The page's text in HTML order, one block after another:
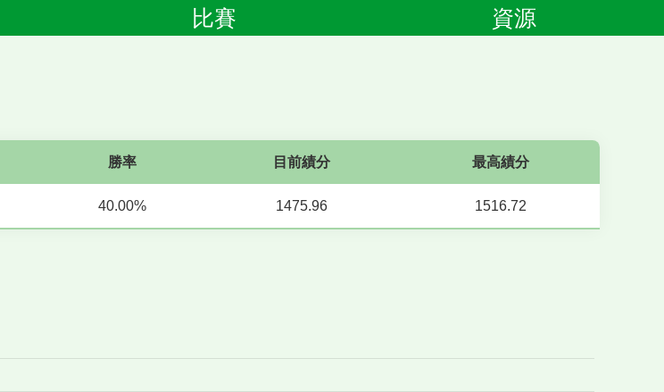
比賽 資源
勝率 目前績分 最高績分
40.00% 1475.96 1516.72